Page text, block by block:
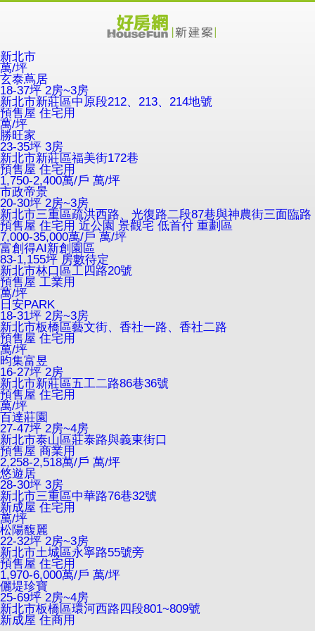
新北市
萬/坪
玄泰蔦居
18-37坪 2房~3房
新北市新莊區中原段212、213、214地號
預售屋 住宅用
萬/坪
勝旺家
23-35坪 3房
新北市新莊區福美街172巷
預售屋 住宅用
1,750-2,400萬/戶 萬/坪
市政帝景
20-30坪 2房~3房
新北市三重區疏洪西路、光復路二段87巷與神農街三面臨路
預售屋 住宅用 近公園 景觀宅 低首付 重劃區
7,000-35,000萬/戶 萬/坪
富創得AI新創園區
83-1,155坪 房數待定
新北市林口區工四路20號
預售屋 工業用
萬/坪
日安PARK
18-31坪 2房~3房
新北市板橋區藝文街、香社一路、香社二路
預售屋 住宅用
萬/坪
昀集富昱
16-27坪 2房
新北市新莊區五工二路86巷36號
預售屋 住宅用
萬/坪
百達莊園
27-47坪 2房~4房
新北市泰山區莊泰路與義東街口
預售屋 商業用
2,258-2,518萬/戶 萬/坪
悠遊居
28-30坪 3房
新北市三重區中華路76巷32號
新成屋 住宅用
萬/坪
松陽馥麗
22-32坪 2房~3房
新北市土城區永寧路55號旁
預售屋 住宅用
1,970-6,000萬/戶 萬/坪
儷堤珍寶
25-69坪 2房~4房
新北市板橋區環河西路四段801~809號
新成屋 住商用